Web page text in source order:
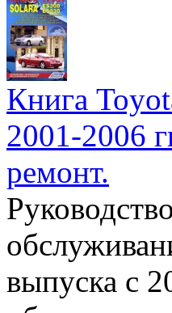
Книга
2001-2006
ремонт.
выпуска с